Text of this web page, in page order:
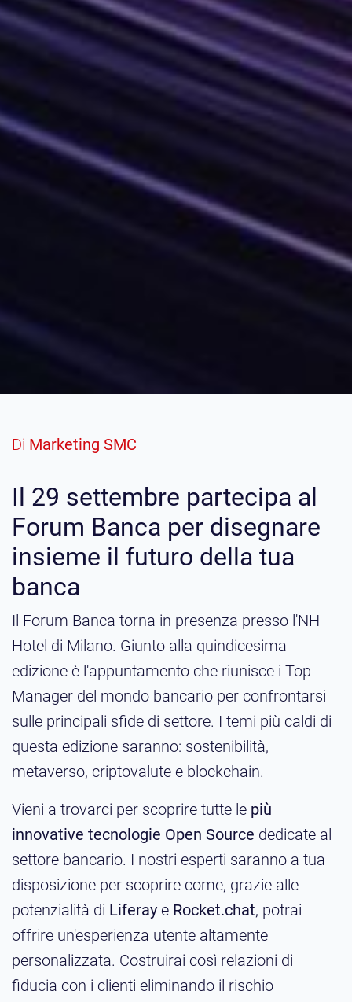
Di Marketing SMC
Il 29 settembre partecipa al
Forum Banca per disegnare
insieme il futuro della tua
banca
Il Forum Banca torna in presenza presso l'NH
Hotel di Milano. Giunto alla quindicesima
edizione è l'appuntamento che riunisce i Top
Manager del mondo bancario per confrontarsi
sulle principali sfide di settore. I temi più caldi di
questa edizione saranno: sostenibilità,
metaverso, criptovalute e blockchain.
Vieni a trovarci per scoprire tutte le più
innovative tecnologie Open Source dedicate al
settore bancario. I nostri esperti saranno a tua
disposizione per scoprire come, grazie alle
potenzialità di Liferay e Rocket.chat, potrai
offrire un'esperienza utente altamente
personalizzata. Costruirai così relazioni di
fiducia con i clienti eliminando il rischio